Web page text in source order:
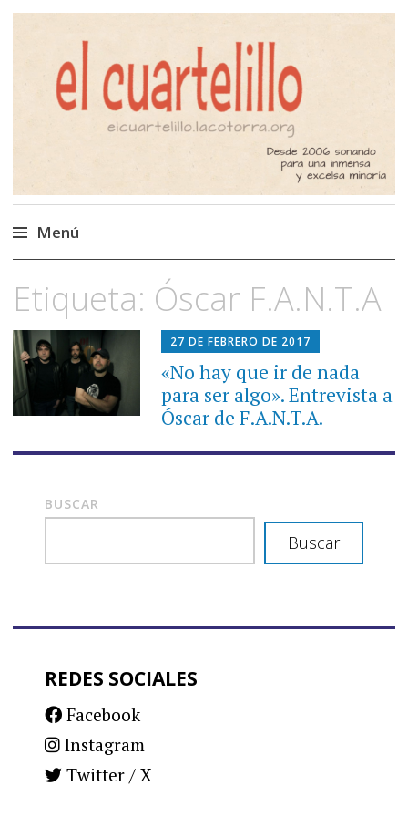
El Cuartelillo
Programa de radio de música
independiente. Podcast
Menú
al
contenido
Etiqueta: Óscar F.A.N.T.A
27 DE FEBRERO DE 2017
«No hay que ir de nada
para ser algo». Entrevista a
Óscar de F.A.N.T.A.
BUSCAR
Buscar
REDES SOCIALES
Facebook
Instagram
Twitter / X